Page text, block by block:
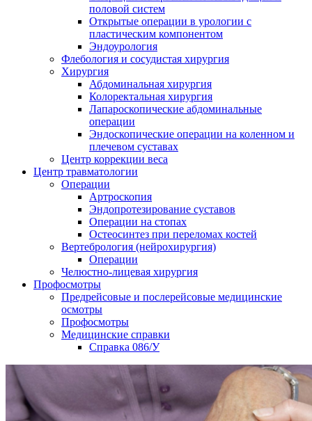
половой систем
Открытые операции в урологии с
пластическим компонентом
Эндоурология
Флебология и сосудистая хирургия
Хирургия
Абдоминальная хирургия
Колоректальная хирургия
Лапароскопические абдоминальные
операции
Эндоскопические операции на коленном и
плечевом суставах
Центр коррекции веса
Центр травматологии
Операции
Артроскопия
Эндопротезирование суставов
Операции на стопах
Остеосинтез при переломах костей
Вертебрология (нейрохирургия)
Операции
Челюстно-лицевая хирургия
Профосмотры
Предрейсовые и послерейсовые медицинские
осмотры
Профосмотры
Медицинские справки
Справка 086/У